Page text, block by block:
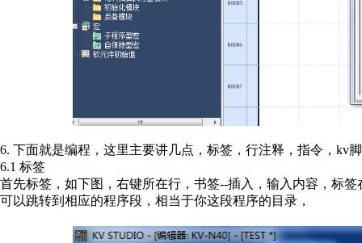
6. 下面就是编程，这里主要讲几点，标签，行注释，指令，kv
6.1 标签
首先标签，如下图，右键所在行，书签--插入，输入内容，标
可以跳转到相应的程序段，相当于你这段程序的目录，